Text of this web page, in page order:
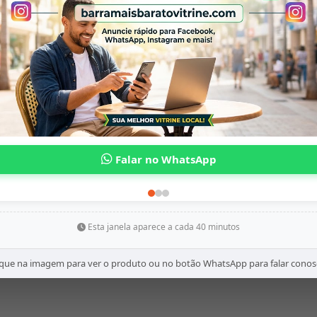
Esta janela aparece a cada 40 minutos
na imagem para ver o produto ou no botão WhatsApp para falar